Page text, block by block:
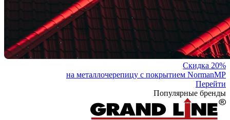
Скидка 20%
на металлочерепицу с покрытием NormanMP
Перейти
Популярные бренды